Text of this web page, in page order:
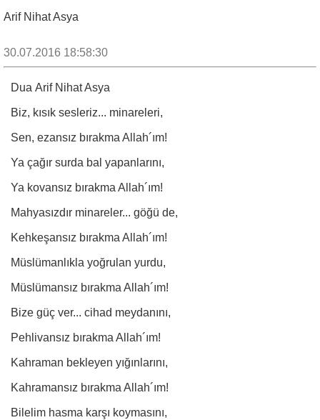
Arif Nihat Asya
30.07.2016 18:58:30
Dua Arif Nihat Asya
Biz, kısık sesleriz... minareleri,
Sen, ezansız bırakma Allah´ım!
Ya çağır surda bal yapanlarını,
Ya kovansız bırakma Allah´ım!
Mahyasızdır minareler... göğü de,
Kehkeşansız bırakma Allah´ım!
Müslümanlıkla yoğrulan yurdu,
Müslümansız bırakma Allah´ım!
Bize güç ver... cihad meydanını,
Pehlivansız bırakma Allah´ım!
Kahraman bekleyen yığınlarını,
Kahramansız bırakma Allah´ım!
Bilelim hasma karşı koymasını,